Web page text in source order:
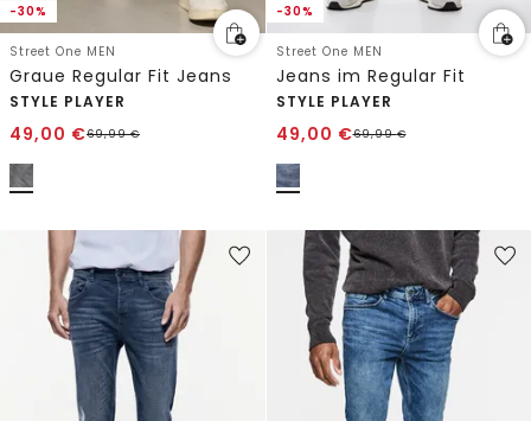
-30%
Street One MEN
Graue Regular Fit Jeans
STYLE PLAYER
49,00 €69,99€
-30%
Street One MEN
Jeans im Regular Fit
STYLE PLAYER
49,00 €69,99€